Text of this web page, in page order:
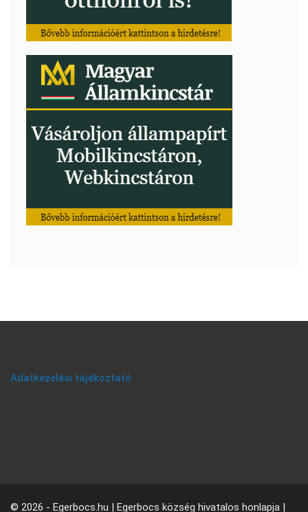
Adatkezelési tájékoztató
© 2026 - Egerbocs.hu | Egerbocs község hivatalos honlapja |